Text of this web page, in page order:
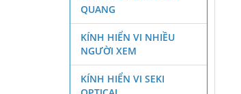
QUANG
KÍNH HIỂN VI NHIỀU
NGƯỜI XEM
KÍNH HIỂN VI SEKI